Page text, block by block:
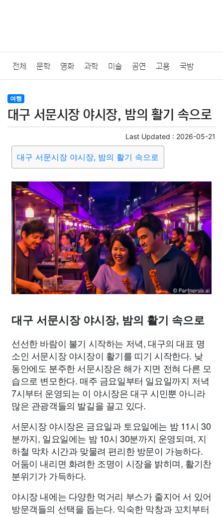
전체 문학 영화 과학 미술 공연 고용 국방
법률
질병 가요 방송 일상 주식 암호화폐 블록체인
결혼 육아 반려동물 패션 미용 증권
대출 자동차 취미 여행 맛집 IT 컴퓨터 기술
종교 사회 정치 건강 의료 의학 경제 마케팅
부동산 외국어 교육 교통 생활 기타
여행
대구 서문시장 야시장, 밤의 활기 속으로
Last Updated : 2026-05-21
대구 서문시장 야시장, 밤의 활기 속으로
대구 서문시장 야시장, 밤의 활기 속으로
선선한 바람이 불기 시작하는 저녁, 대구의 대표 명
소인 서문시장 야시장이 활기를 띠기 시작한다. 낮
동안에도 분주한 서문시장은 해가 지면 전혀 다른 모
습으로 변모한다. 매주 금요일부터 일요일까지 저녁
7시부터 운영되는 이 야시장은 대구 시민뿐 아니라
많은 관광객들의 발길을 끌고 있다.
서문시장 야시장은 금요일과 토요일에는 밤 11시 30
분까지, 일요일에는 밤 10시 30분까지 운영되며, 지
하철 막차 시간과 맞물려 편리한 방문이 가능하다.
어둠이 내리면 화려한 조명이 시장을 밝히며, 활기찬
분위기가 가득하다.
야시장 내에는 다양한 먹거리 부스가 줄지어 서 있어
방문객들의 선택을 돕는다. 익숙한 막창과 꼬치부터